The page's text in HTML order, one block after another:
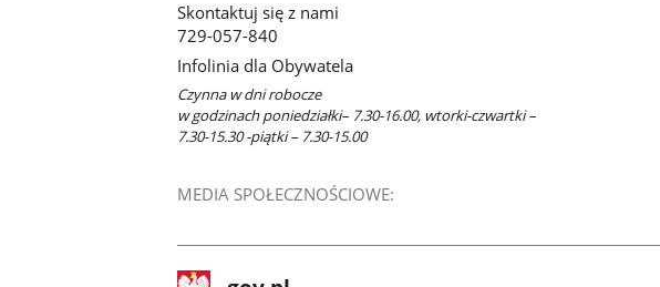
nowym
Skontaktuj się z nami
729-057-840
Infolinia dla Obywatela
Czynna w dni robocze
w godzinach poniedziałki– 7.30-16.00, wtorki-czwartki –
7.30-15.30 -piątki – 7.30-15.00
MEDIA SPOŁECZNOŚCIOWE:
stopka